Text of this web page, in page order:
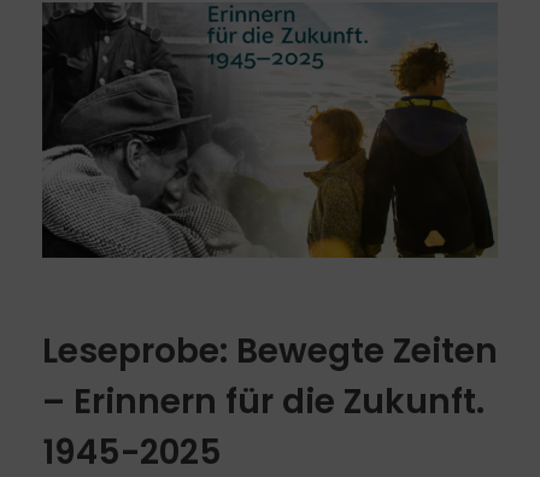
Leseprobe: Bewegte Zeiten
– Erinnern für die Zukunft.
1945-2025